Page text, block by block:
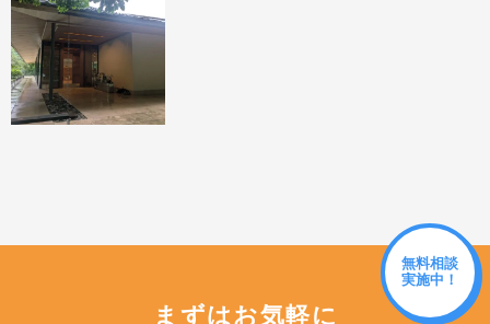
無料相談
実施中！
まずはお気軽に